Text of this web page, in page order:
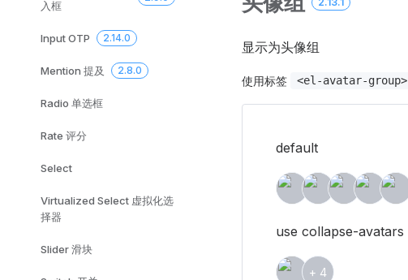
入框
Input OTP 2.14.0
Mention 提及 2.8.0
Radio 单选框
Rate 评分
Select
Virtualized Select 虚拟化选
择器
Slider 滑块
显示为头像组
使用标签 <el-avatar-group>
default
use collapse-avatars
+ 4